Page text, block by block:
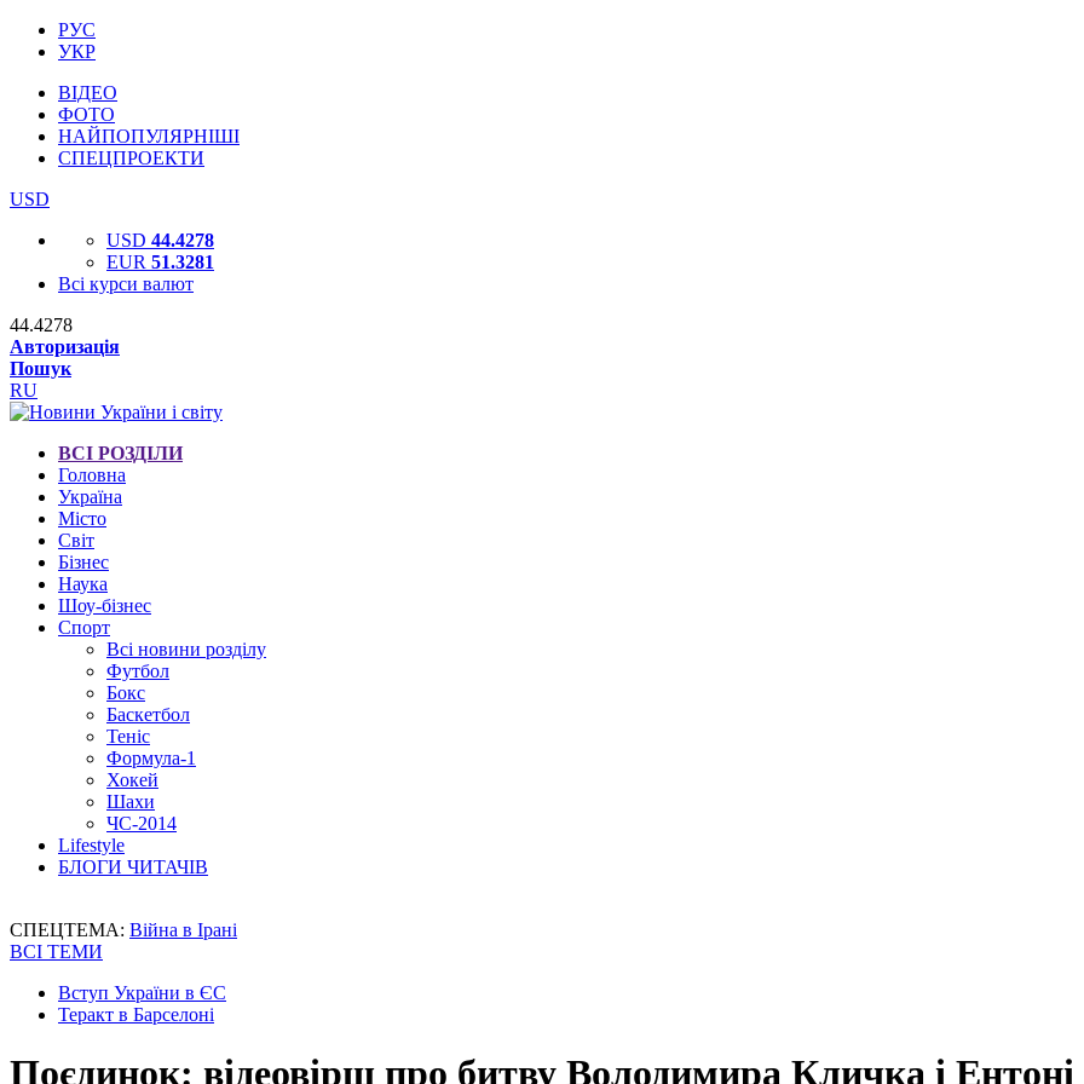
РУС
УКР
ВІДЕО
ФОТО
НАЙПОПУЛЯРНІШІ
СПЕЦПРОЕКТИ
USD
USD 44.4278
EUR 51.3281
Всі курси валют
44.4278
Авторизація
Пошук
RU
ВСІ РОЗДІЛИ
Головна
Україна
Місто
Світ
Бізнес
Наука
Шоу-бізнес
Спорт
Всі новини розділу
Футбол
Бокс
Баскетбол
Теніс
Формула-1
Хокей
Шахи
ЧС-2014
Lifestyle
БЛОГИ ЧИТАЧІВ
СПЕЦТЕМА: Війна в Ірані
ВСІ ТЕМИ
Вступ України в ЄС
Теракт в Барселоні
Поєдинок: відеовірш про битву Володимира Кличка і